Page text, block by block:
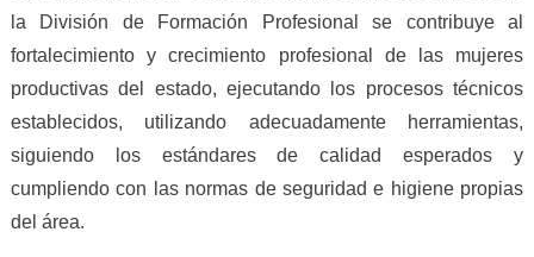
la División de Formación Profesional se contribuye al
fortalecimiento y crecimiento profesional de las mujeres
productivas del estado, ejecutando los procesos técnicos
establecidos, utilizando adecuadamente herramientas,
siguiendo los estándares de calidad esperados y
cumpliendo con las normas de seguridad e higiene propias
del área.